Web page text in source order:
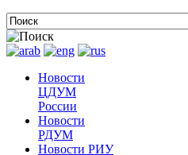
Новости
ЦДУМ
России
Новости
РДУМ
Новости РИУ